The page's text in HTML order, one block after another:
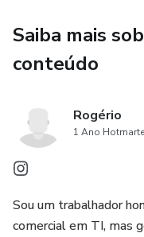
Saiba mais
conteúdo
Rogério
1 Ano
Sou um trabalhador
comercial em TI, mas